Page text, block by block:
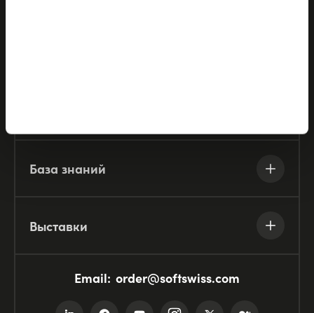
База знаний
Выставки
Email: order@softswiss.com